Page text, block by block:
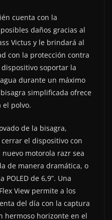
cuenta con la
daños gracias al
Victus y le brindará al
con la protección contra
soportar la
durante un máximo
simplificada ofrece
el polvo.
de la bisagra,
el dispositivo con
motorola razr sea
de manera dramática, o
de 6,9”. Una
View permite a los
del día con la captura
hermoso horizonte en el